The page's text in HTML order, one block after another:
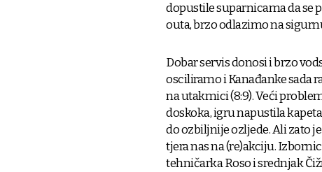
dopustile suparnicama da se
outa, brzo odlazimo na
Dobar servis donosi i brzo
osciliramo i Kanađanke sada
na utakmici (8:9). Veći
doskoka, igru napustila
do ozbiljnije ozljede. Ali zato
tjera nas na (re)akciju.
tehničarka Roso i srednjak